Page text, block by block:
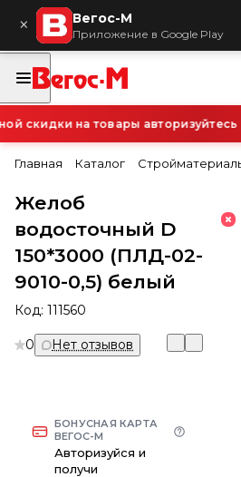
× Вегос-М
Приложение в Google Play
скидки на товары авторизуйтесь
Главная Каталог
Желоб
водосточный D
150*3000 (ПЛД-02-
9010-0,5) белый
Код: 111560
0 Нет отзывов
БОНУСНАЯ КАРТА
ВЕГОС-М
Авторизуйся и
получи